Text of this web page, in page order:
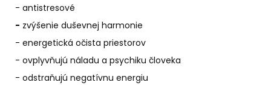
- antistresové
- zvýšenie duševnej harmonie
- energetická očista priestorov
- ovplyvňujú náladu a psychiku človeka
- odstraňujú negatívnu energiu
368
BALZAM
DYMIACEJ
ROKLINY
€11,50